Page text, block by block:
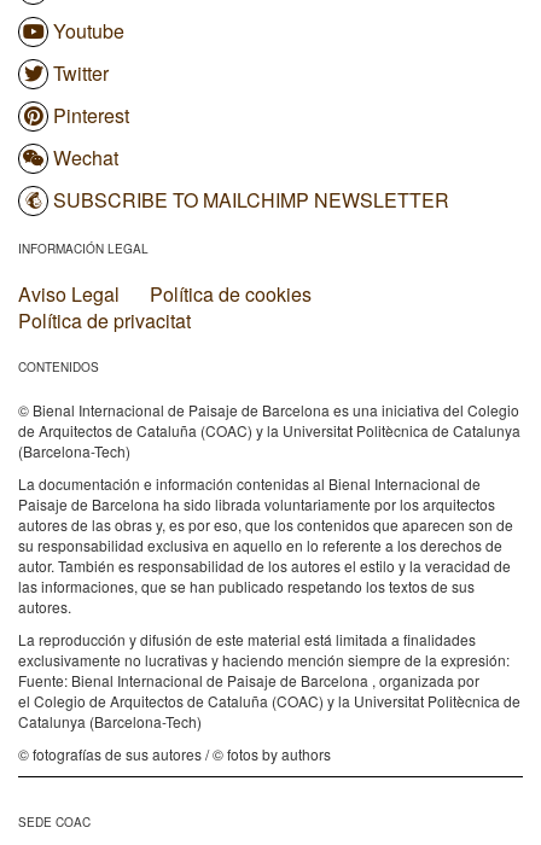
Youtube
Twitter
Pinterest
Wechat
SUBSCRIBE TO MAILCHIMP NEWSLETTER
INFORMACIÓN LEGAL
Aviso Legal
Política de cookies
Política de privacitat
CONTENIDOS
© Bienal Internacional de Paisaje de Barcelona es una iniciativa del Colegio
de Arquitectos de Cataluña (COAC) y la Universitat Politècnica de Catalunya
(Barcelona-Tech)
La documentación e información contenidas al Bienal Internacional de
Paisaje de Barcelona ha sido librada voluntariamente por los arquitectos
autores de las obras y, es por eso, que los contenidos que aparecen son de
su responsabilidad exclusiva en aquello en lo referente a los derechos de
autor. También es responsabilidad de los autores el estilo y la veracidad de
las informaciones, que se han publicado respetando los textos de sus
autores.
La reproducción y difusión de este material está limitada a finalidades
exclusivamente no lucrativas y haciendo mención siempre de la expresión:
Fuente: Bienal Internacional de Paisaje de Barcelona , organizada por
el Colegio de Arquitectos de Cataluña (COAC) y la Universitat Politècnica de
Catalunya (Barcelona-Tech)
© fotografías de sus autores / © fotos by authors
SEDE COAC